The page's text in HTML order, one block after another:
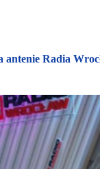
antenie Radia